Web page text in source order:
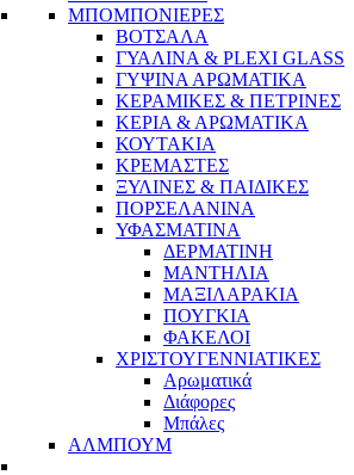
ΜΠΟΜΠΟΝΙΕΡΕΣ
ΒΟΤΣΑΛΑ
ΓΥΑΛΙΝΑ & PLEXI GLASS
ΓΥΨΙΝΑ ΑΡΩΜΑΤΙΚΑ
ΚΕΡΑΜΙΚΕΣ & ΠΕΤΡΙΝΕΣ
ΚΕΡΙΑ & ΑΡΩΜΑΤΙΚΑ
ΚΟΥΤΑΚΙΑ
ΚΡΕΜΑΣΤΕΣ
ΞΥΛΙΝΕΣ & ΠΑΙΔΙΚΕΣ
ΠΟΡΣΕΛΑΝΙΝΑ
ΥΦΑΣΜΑΤΙΝA
ΔΕΡΜΑΤΙΝΗ
ΜΑΝΤΗΛΙΑ
ΜΑΞΙΛΑΡΑΚΙΑ
ΠΟΥΓΚΙΑ
ΦΑΚΕΛΟΙ
ΧΡΙΣΤΟΥΓΕΝΝΙΑΤΙΚΕΣ
Αρωματικά
Διάφορες
Μπάλες
ΑΛΜΠΟΥΜ